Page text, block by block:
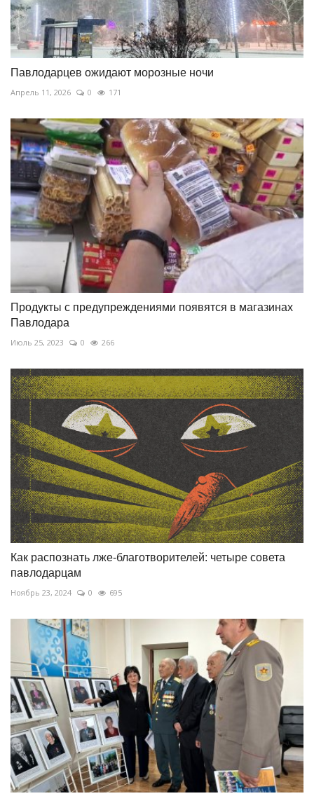
Павлодарцев ожидают морозные ночи
Апрель 11, 2026 0 171
Продукты с предупреждениями появятся в магазинах
Павлодара
Июль 25, 2023 0 266
Как распознать лже-благотворителей: четыре совета
павлодарцам
Ноябрь 23, 2024 0 695